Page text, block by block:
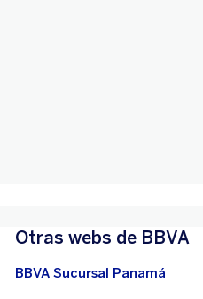
Otras webs de BBVA
BBVA Sucursal Panamá